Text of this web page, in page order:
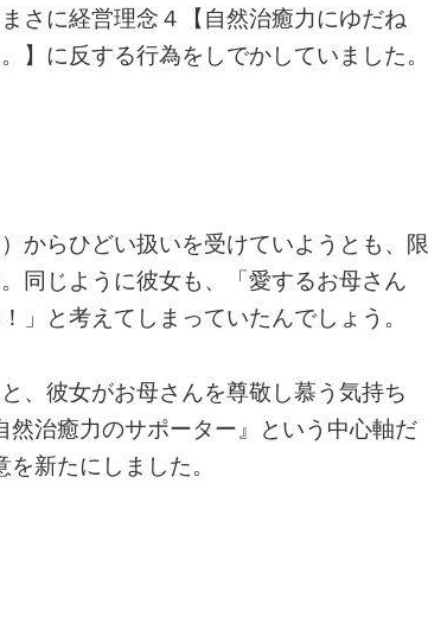
さに経営理念４【自然治癒力にゆだね
】に反する行為をしでかしていました。
からひどい扱いを受けていようとも、限
同じように彼女も、「愛するお母さん
」と考えてしまっていたんでしょう。
、彼女がお母さんを尊敬し慕う気持ち
然治癒力のサポーター』という中心軸だ
新たにしました。